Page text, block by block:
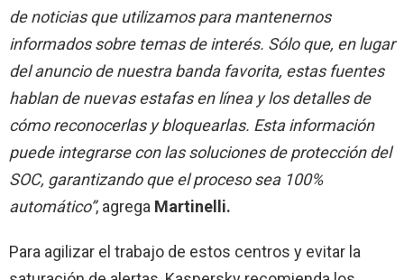
de noticias que utilizamos para mantenernos
informados sobre temas de interés. Sólo que, en lugar
del anuncio de nuestra banda favorita, estas fuentes
hablan de nuevas estafas en línea y los detalles de
cómo reconocerlas y bloquearlas. Esta información
puede integrarse con las soluciones de protección del
SOC, garantizando que el proceso sea 100%
automático”, agrega Martinelli.
Para agilizar el trabajo de estos centros y evitar la